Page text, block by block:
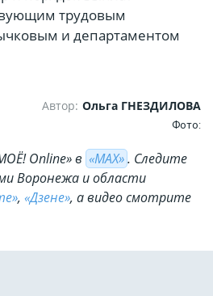
трудовым
и департаментом
Автор: Ольга ГНЕЗДИЛОВА
Фото:
Online» в «МАХ». Cледите
Воронежа и области
, «Дзене», а видео смотрите